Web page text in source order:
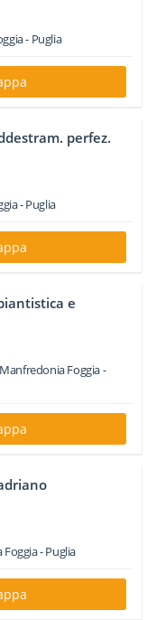
- Puglia
perfez.
-Puglia
e
ManfredoniaFoggia -
Foggia -Puglia